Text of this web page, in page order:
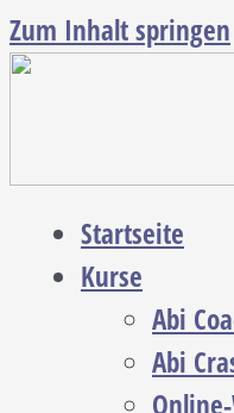
Zum Inhalt springen
Startseite
Kurse
Abi
Abi